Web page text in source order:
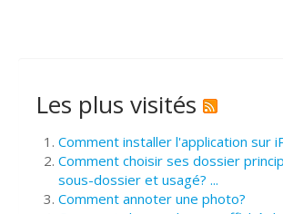
Les plus visités
Comment installer l'application sur
Comment choisir ses dossier
sous-dossier et usagé? ...
Comment annoter une photo?